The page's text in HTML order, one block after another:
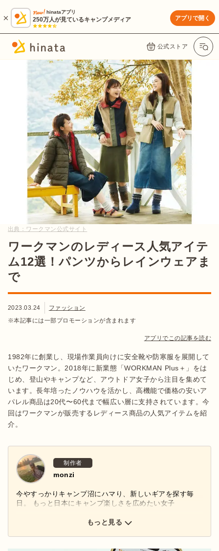
hinataアプリ
250万人が見ているキャンプメディア アプリで開く
公式ストア
出典： ワークマン公式サイト
ワークマンのレディース人気アイテ
ム12選！パンツからレインウェアま
で
2023.03.24
ファッション
※本記事には一部プロモーションが含まれます
アプリでこの記事を読む
1982年に創業し、現場作業員向けに安全靴や防寒服を展開して
いたワークマン。2018年に新業態「WORKMAN Plus＋」をは
じめ、登山やキャンプなど、アウトドア女子から注目を集めて
います。長年培ったノウハウを活かし、高機能で価格の安いア
パレル商品は20代〜60代まで幅広い層に支持されています。今
回はワークマンが販売するレディース商品の人気アイテムを紹
介。
制作者
monzi
今やすっかりキャンプ沼にハマり、新しいギアを探す毎
日。 もっと日本にキャンプ楽しさを広めたい女子
もっと見る